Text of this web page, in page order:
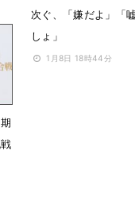
次ぐ、「嫌だよ」「
しょ」
1月8日 18時44分